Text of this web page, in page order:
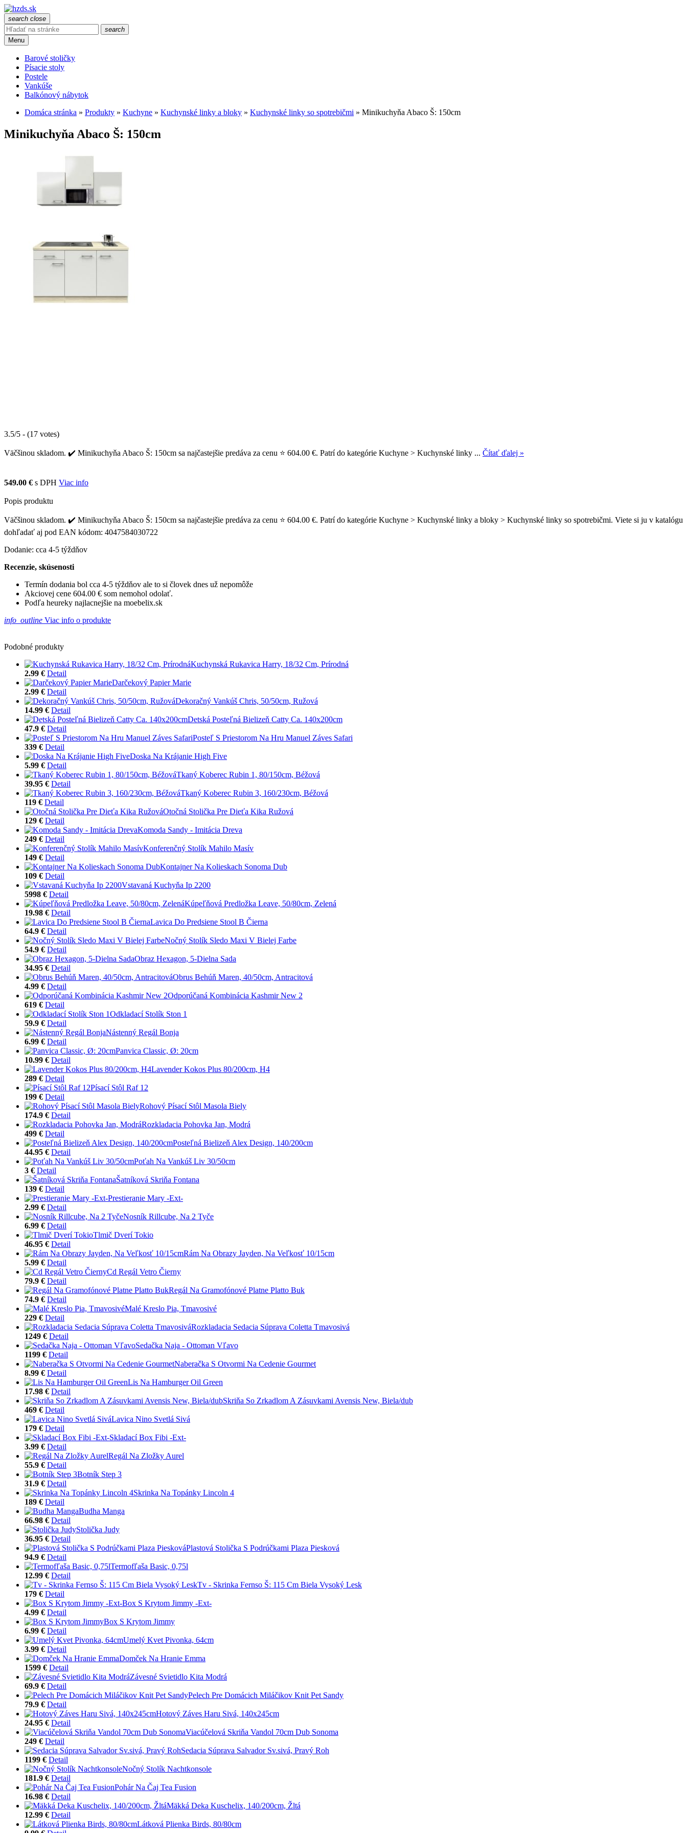
search close
search
Menu
Barové stoličky
Písacie stoly
Postele
Vankúše
Balkónový nábytok
Domáca stránka » Produkty » Kuchyne » Kuchynské linky a bloky » Kuchynské linky so spotrebičmi » Minikuchyňa Abaco Š: 150cm
Minikuchyňa Abaco Š: 150cm
3.5/5 - (17 votes)
Väčšinou skladom. ✔️ Minikuchyňa Abaco Š: 150cm sa najčastejšie predáva za cenu ⭐ 604.00 €. Patrí do kategórie Kuchyne > Kuchynské linky ... Čítať ďalej »
549.00 € s DPH Viac info
Popis produktu
Väčšinou skladom. ✔️ Minikuchyňa Abaco Š: 150cm sa najčastejšie predáva za cenu ⭐ 604.00 €. Patrí do kategórie Kuchyne > Kuchynské linky a bloky > Kuchynské linky so spotrebičmi. Viete si ju v katalógu
dohľadať aj pod EAN kódom: 4047584030722
Dodanie: cca 4-5 týždňov
Recenzie, skúsenosti
Termín dodania bol cca 4-5 týždňov ale to si človek dnes už nepomôže
Akciovej cene 604.00 € som nemohol odolať.
Podľa heureky najlacnejšie na moebelix.sk
info_outline Viac info o produkte
Podobné produkty
Kuchynská Rukavica Harry, 18/32 Cm, Prírodná
2.99 € Detail
Darčekový Papier Marie
2.99 € Detail
Dekoračný Vankúš Chris, 50/50cm, Ružová
14.99 € Detail
Detská Posteľná Bielizeň Catty Ca. 140x200cm
47.9 € Detail
Posteľ S Priestorom Na Hru Manuel Záves Safari
339 € Detail
Doska Na Krájanie High Five
5.99 € Detail
Tkaný Koberec Rubin 1, 80/150cm, Béžová
39.95 € Detail
Tkaný Koberec Rubin 3, 160/230cm, Béžová
119 € Detail
Otočná Stolička Pre Dieťa Kika Ružová
129 € Detail
Komoda Sandy - Imitácia Dreva
249 € Detail
Konferenčný Stolík Mahilo Masív
149 € Detail
Kontajner Na Kolieskach Sonoma Dub
109 € Detail
Vstavaná Kuchyňa Ip 2200
5998 € Detail
Kúpeľňová Predložka Leave, 50/80cm, Zelená
19.98 € Detail
Lavica Do Predsiene Stool B Čierna
64.9 € Detail
Nočný Stolík Sledo Maxi V Bielej Farbe
54.9 € Detail
Obraz Hexagon, 5-Dielna Sada
34.95 € Detail
Obrus Behúň Maren, 40/50cm, Antracitová
4.99 € Detail
Odporúčaná Kombinácia Kashmir New 2
619 € Detail
Odkladací Stolík Ston 1
59.9 € Detail
Nástenný Regál Bonja
6.99 € Detail
Panvica Classic, Ø: 20cm
10.99 € Detail
Lavender Kokos Plus 80/200cm, H4
289 € Detail
Písací Stôl Raf 12
199 € Detail
Rohový Písací Stôl Masola Biely
174.9 € Detail
Rozkladacia Pohovka Jan, Modrá
499 € Detail
Posteľná Bielizeň Alex Design, 140/200cm
44.95 € Detail
Poťah Na Vankúš Liv 30/50cm
3 € Detail
Šatníková Skriňa Fontana
139 € Detail
Prestieranie Mary -Ext-
2.99 € Detail
Nosník Rillcube, Na 2 Tyče
6.99 € Detail
Tlmič Dverí Tokio
46.95 € Detail
Rám Na Obrazy Jayden, Na Veľkosť 10/15cm
5.99 € Detail
Cd Regál Vetro Čierny
79.9 € Detail
Regál Na Gramofónové Platne Platto Buk
74.9 € Detail
Malé Kreslo Pia, Tmavosivé
229 € Detail
Rozkladacia Sedacia Súprava Coletta Tmavosivá
1249 € Detail
Sedačka Naja - Ottoman Vľavo
1199 € Detail
Naberačka S Otvormi Na Cedenie Gourmet
8.99 € Detail
Lis Na Hamburger Oil Green
17.98 € Detail
Skriňa So Zrkadlom A Zásuvkami Avensis New, Biela/dub
469 € Detail
Lavica Nino Svetlá Sivá
179 € Detail
Skladací Box Fibi -Ext-
3.99 € Detail
Regál Na Zložky Aurel
55.9 € Detail
Botník Step 3
31.9 € Detail
Skrinka Na Topánky Lincoln 4
189 € Detail
Budha Manga
66.98 € Detail
Stolička Judy
36.95 € Detail
Plastová Stolička S Podrúčkami Plaza Piesková
94.9 € Detail
Termofľaša Basic, 0,75l
12.99 € Detail
Tv - Skrinka Fernso Š: 115 Cm Biela Vysoký Lesk
179 € Detail
Box S Krytom Jimmy -Ext-
4.99 € Detail
Box S Krytom Jimmy
6.99 € Detail
Umelý Kvet Pivonka, 64cm
3.99 € Detail
Domček Na Hranie Emma
1599 € Detail
Závesné Svietidlo Kita Modrá
69.9 € Detail
Pelech Pre Domácich Miláčikov Knit Pet Sandy
79.9 € Detail
Hotový Záves Haru Sivá, 140x245cm
24.95 € Detail
Viacúčelová Skriňa Vandol 70cm Dub Sonoma
249 € Detail
Sedacia Súprava Salvador Sv.sivá, Pravý Roh
1199 € Detail
Nočný Stolík Nachtkonsole
181.9 € Detail
Pohár Na Čaj Tea Fusion
16.98 € Detail
Mäkká Deka Kuschelix, 140/200cm, Žltá
12.99 € Detail
Látková Plienka Birds, 80/80cm